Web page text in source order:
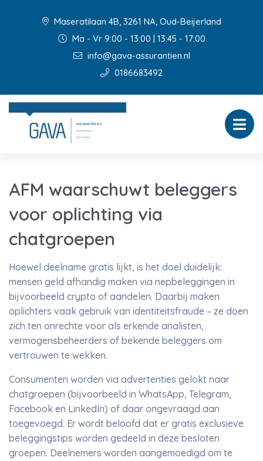
Maseratilaan 4B, 3261 NA, Oud-Beijerland
Ma - Vr 9:00 - 13:00 | 13:45 - 17:00
info@gava-assurantien.nl
0186683492
AFM waarschuwt beleggers
voor oplichting via
chatgroepen
Hoewel deelname gratis lijkt, is het doel duidelijk:
mensen geld afhandig maken via nepbeleggingen in
bijvoorbeeld crypto of aandelen. Daarbij maken
oplichters vaak gebruik van identiteitsfraude – ze doen
zich ten onrechte voor als erkende analisten,
vermogensbeheerders of bekende beleggers om
vertrouwen te wekken.
Consumenten worden via advertenties gelokt naar
chatgroepen (bijvoorbeeld in WhatsApp, Telegram,
Facebook en LinkedIn) of daar ongevraagd aan
toegevoegd. Er wordt beloofd dat er gratis exclusieve
beleggingstips worden gedeeld in deze besloten
groepen. Deelnemers worden aangemoedigd om te